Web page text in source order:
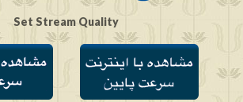
Set Stream Quality